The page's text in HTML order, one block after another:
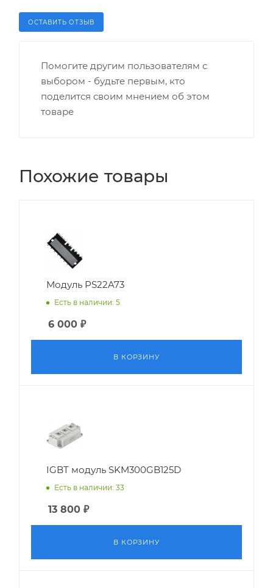
ОСТАВИТЬ ОТЗЫВ
Помогите другим пользователям с
выбором - будьте первым, кто
поделится своим мнением об этом
товаре
Похожие товары
Модуль PS22A73
Есть в наличии: 5
6 000 ₽
В КОРЗИНУ
IGBT модуль SKM300GB125D
Есть в наличии: 33
13 800 ₽
В КОРЗИНУ